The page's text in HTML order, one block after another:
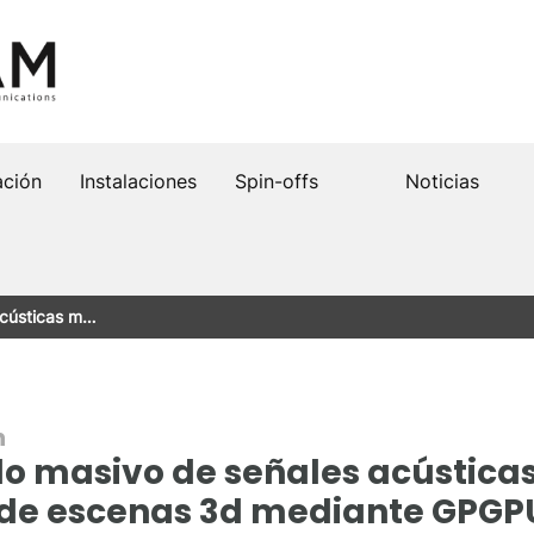
Instalaciones Spin-offs Noticias
m…
masivo de señales
escenas 3d mediante